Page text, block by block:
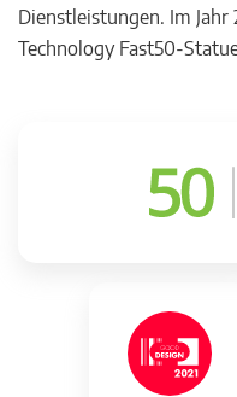
Dienstleistungen. Im
Technology Fast50-